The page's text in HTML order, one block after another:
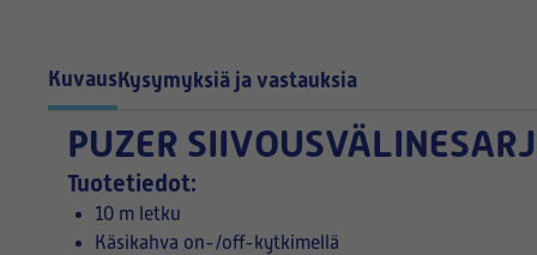
KuvausKysymyksiä ja vastauksia
PUZER
Tuotetiedot:
10 m letku
Käsikahva on-/off-kytkimellä